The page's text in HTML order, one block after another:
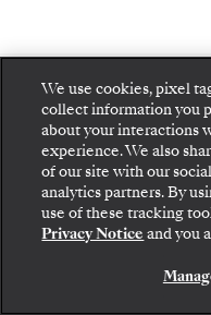
Suba a bordo: elija
servicios incluidos
segura su viaje con
We use cookies, pixel
collect information you
about your interactions
experience. We also
of our site with our
analytics partners. By
use of these tracking
Privacy Notice and you